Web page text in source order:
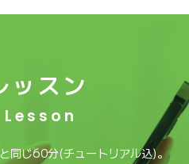
ッスン
同じ60分(チュートリアル込)。